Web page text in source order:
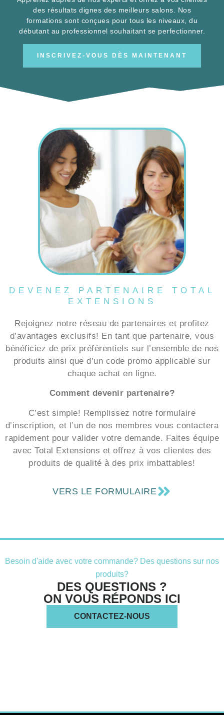
AVANCÉES
Apprenez auprès de nos experts et offrez à vos clientes
des résultats dignes des meilleurs salons. Nos
formations sont conçues pour tous les niveaux, du
débutant au professionnel souhaitant se perfectionner.
INSCRIVEZ-VOUS DÈS MAINTENANT
DEVENEZ PARTENAIRE TOTAL
Rejoignez notre réseau de partenaires et profitez
d’avantages exclusifs! En tant que partenaire, vous
bénéficiez de prix préférentiels sur l’ensemble de nos
produits ainsi que d’un code promo applicable sur
C’est simple! Remplissez notre formulaire
d’inscription, et l’un de nos membres vous contactera
rapidement pour valider votre demande. Faites équipe
avec Total Extensions et offrez à vos clientes des
Besoin d'aide avec votre commande? Des questions sur nos
produits?
DES QUESTIONS ?
ON VOUS RÉPONDS ICI
CONTACTEZ-NOUS